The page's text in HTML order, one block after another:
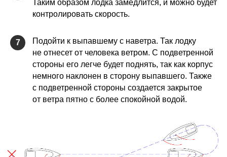
Таким образом лодка замедлится, и можно будет
контролировать скорость.
7
Подойти к выпавшему с наветра. Так лодку
не отнесет от человека ветром. С подветренной
стороны его легче будет поднять, так как корпус
немного наклонен в сторону выпавшего. Также
с подветренной стороны создается закрытое
от ветра пятно с более спокойной водой.